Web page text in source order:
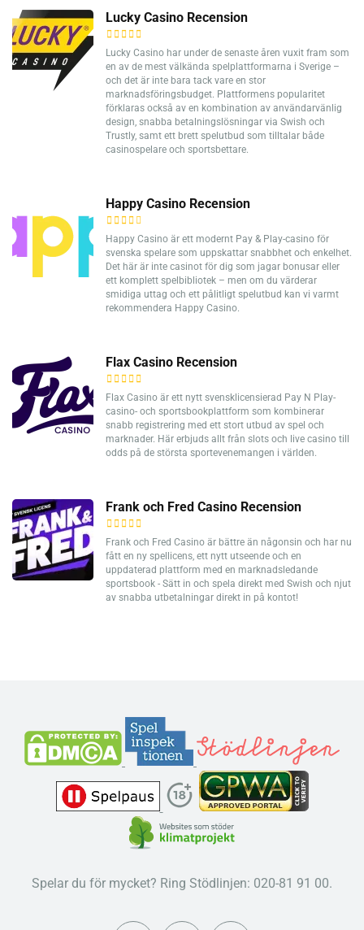
Lucky Casino Recension
Lucky Casino har under de senaste åren vuxit fram som
en av de mest välkända spelplattformarna i Sverige –
och det är inte bara tack vare en stor
marknadsföringsbudget. Plattformens popularitet
förklaras också av en kombination av användarvänlig
design, snabba betalningslösningar via Swish och
Trustly, samt ett brett spelutbud som tilltalar både
casinospelare och sportsbettare.
Happy Casino Recension
Happy Casino är ett modernt Pay & Play-casino för
svenska spelare som uppskattar snabbhet och enkelhet.
Det här är inte casinot för dig som jagar bonusar eller
ett komplett spelbibliotek – men om du värderar
smidiga uttag och ett pålitligt spelutbud kan vi varmt
rekommendera Happy Casino.
Flax Casino Recension
Flax Casino är ett nytt svensklicensierad Pay N Play-
casino- och sportsbookplattform som kombinerar
snabb registrering med ett stort utbud av spel och
marknader. Här erbjuds allt från slots och live casino till
odds på de största sportevenemangen i världen.
Frank och Fred Casino Recension
Frank och Fred Casino är bättre än någonsin och har nu
fått en ny spellicens, ett nytt utseende och en
uppdaterad plattform med en marknadsledande
sportsbook - Sätt in och spela direkt med Swish och njut
av snabba utbetalningar direkt in på kontot!
Spelar du för mycket? Ring Stödlinjen: 020-81 91 00.